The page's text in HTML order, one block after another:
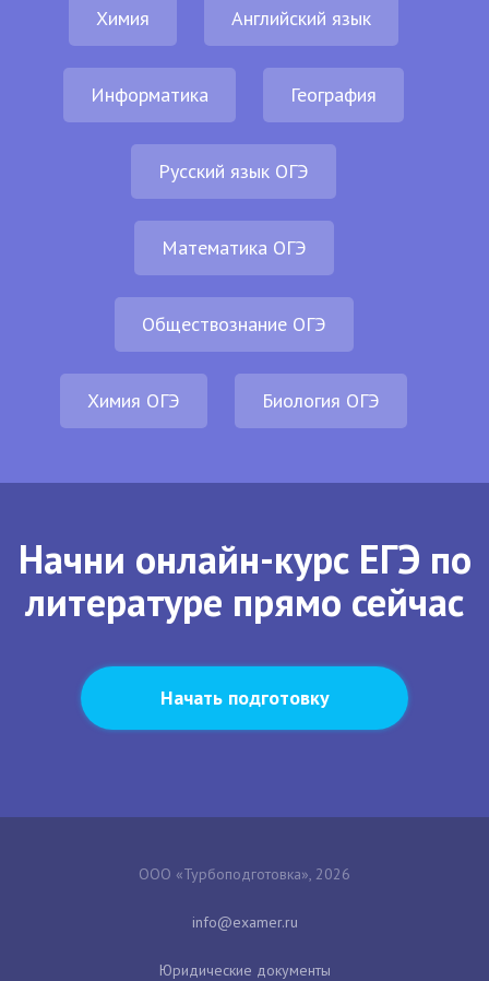
Химия Английский язык
Информатика География
Русский язык ОГЭ
Математика ОГЭ
Обществознание ОГЭ
Химия ОГЭ Биология ОГЭ
Начни онлайн-курс ЕГЭ по
литературе прямо сейчас
Начать подготовку
ООО «Турбоподготовка», 2026
Юридические документы